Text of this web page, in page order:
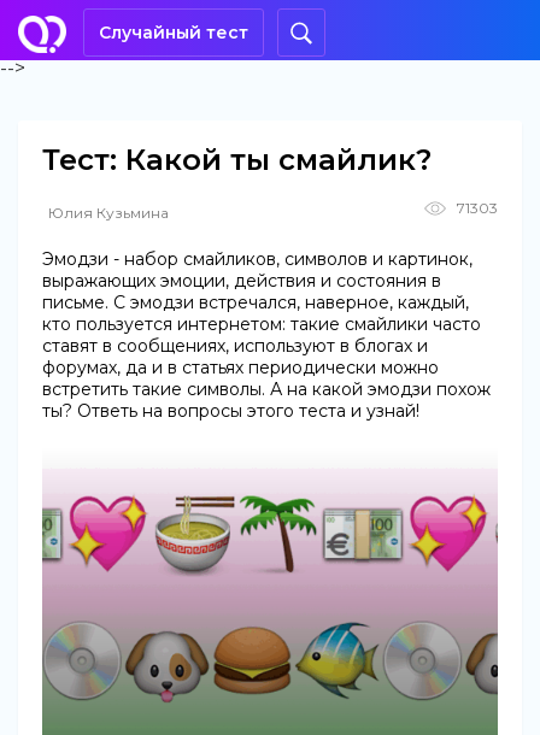
Случайный тест
-->
Тест: Какой ты смайлик?
Юлия Кузьмина 71303
Эмодзи - набор смайликов, символов и картинок,
выражающих эмоции, действия и состояния в
письме. С эмодзи встречался, наверное, каждый,
кто пользуется интернетом: такие смайлики часто
ставят в сообщениях, используют в блогах и
форумах, да и в статьях периодически можно
встретить такие символы. А на какой эмодзи похож
ты? Ответь на вопросы этого теста и узнай!